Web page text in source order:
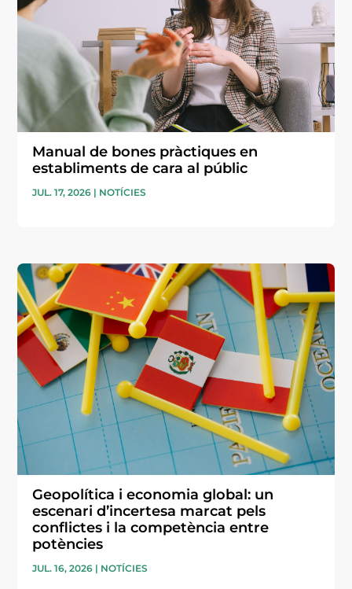
Manual de bones pràctiques en
establiments de cara al públic
JUL. 17, 2026 | NOTÍCIES
Geopolítica i economia global: un
escenari d’incertesa marcat pels
conflictes i la competència entre
potències
JUL. 16, 2026 | NOTÍCIES